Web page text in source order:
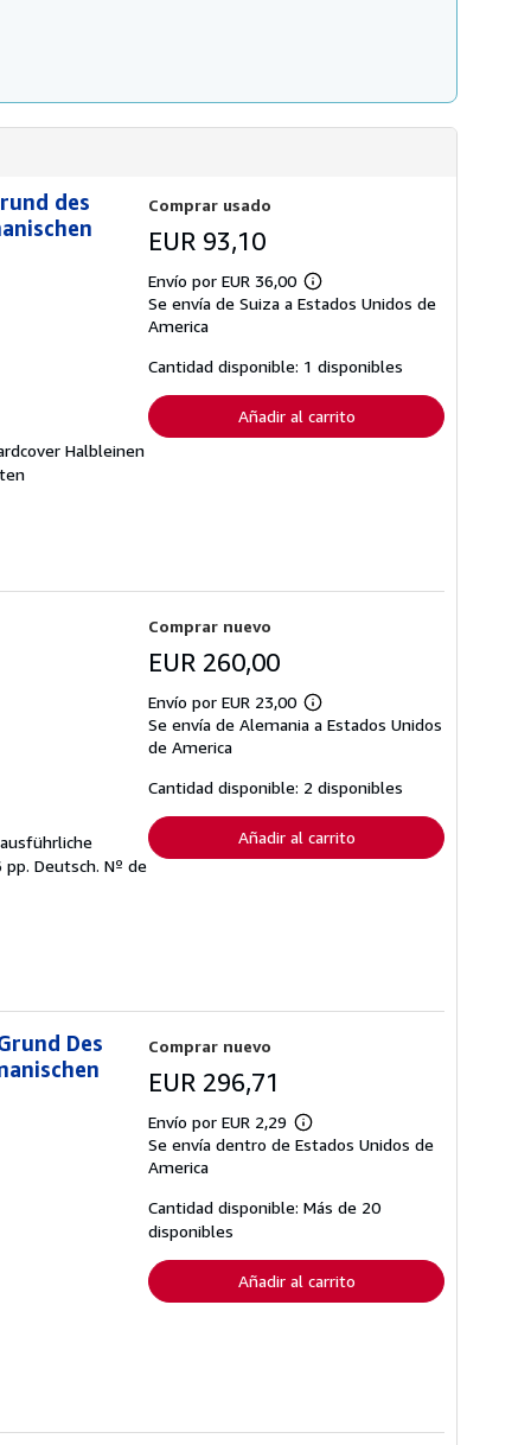
des
Halbleinen
Comprar usado
EUR 93,10
Envío por EUR 36,00
Más
información
tarifas
de
envío
Se envía de Suiza a Estados Unidos de
America
Cantidad disponible: 1 disponibles
Añadir al carrito
Deutsch. Nº de
Comprar nuevo
EUR 260,00
Envío por EUR 23,00
Más
información
tarifas
de
envío
Se envía de Alemania a Estados Unidos
de America
Cantidad disponible: 2 disponibles
Añadir al carrito
Des
Comprar nuevo
EUR 296,71
Envío por EUR 2,29
Más
información
tarifas
de
Se envía dentro de Estados Unidos de
America
Cantidad disponible: Más de 20
disponibles
Añadir al carrito